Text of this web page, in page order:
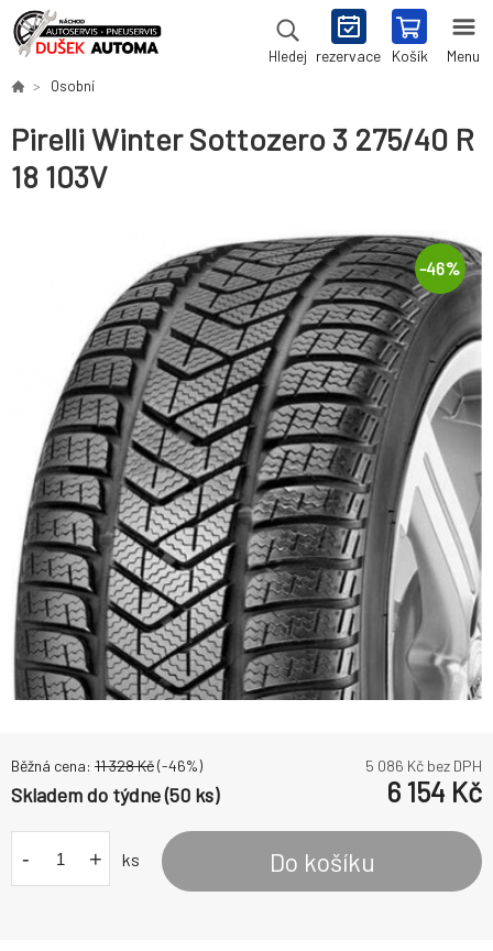
Hledej rezervace Košík Menu
Osobní
Pirelli Winter Sottozero 3 275/40 R
18 103V
-46%
Běžná cena: 11 328Kč(-46%) 5 086 Kč bez DPH
Skladem do týdne (50 ks) 6 154 Kč
- + ks Do košíku